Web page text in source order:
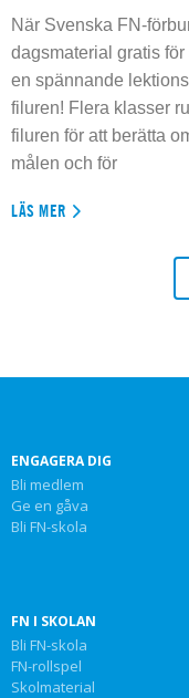
När Svenska FN-
dagsmaterial gratis
en spännande
filuren! Flera klasser
filuren för att berätta
målen och för
LÄS MER
ENGAGERA DIG
Bli medlem
Ge en gåva
Bli FN-skola
FN I SKOLAN
Bli FN-skola
FN-rollspel
Skolmaterial